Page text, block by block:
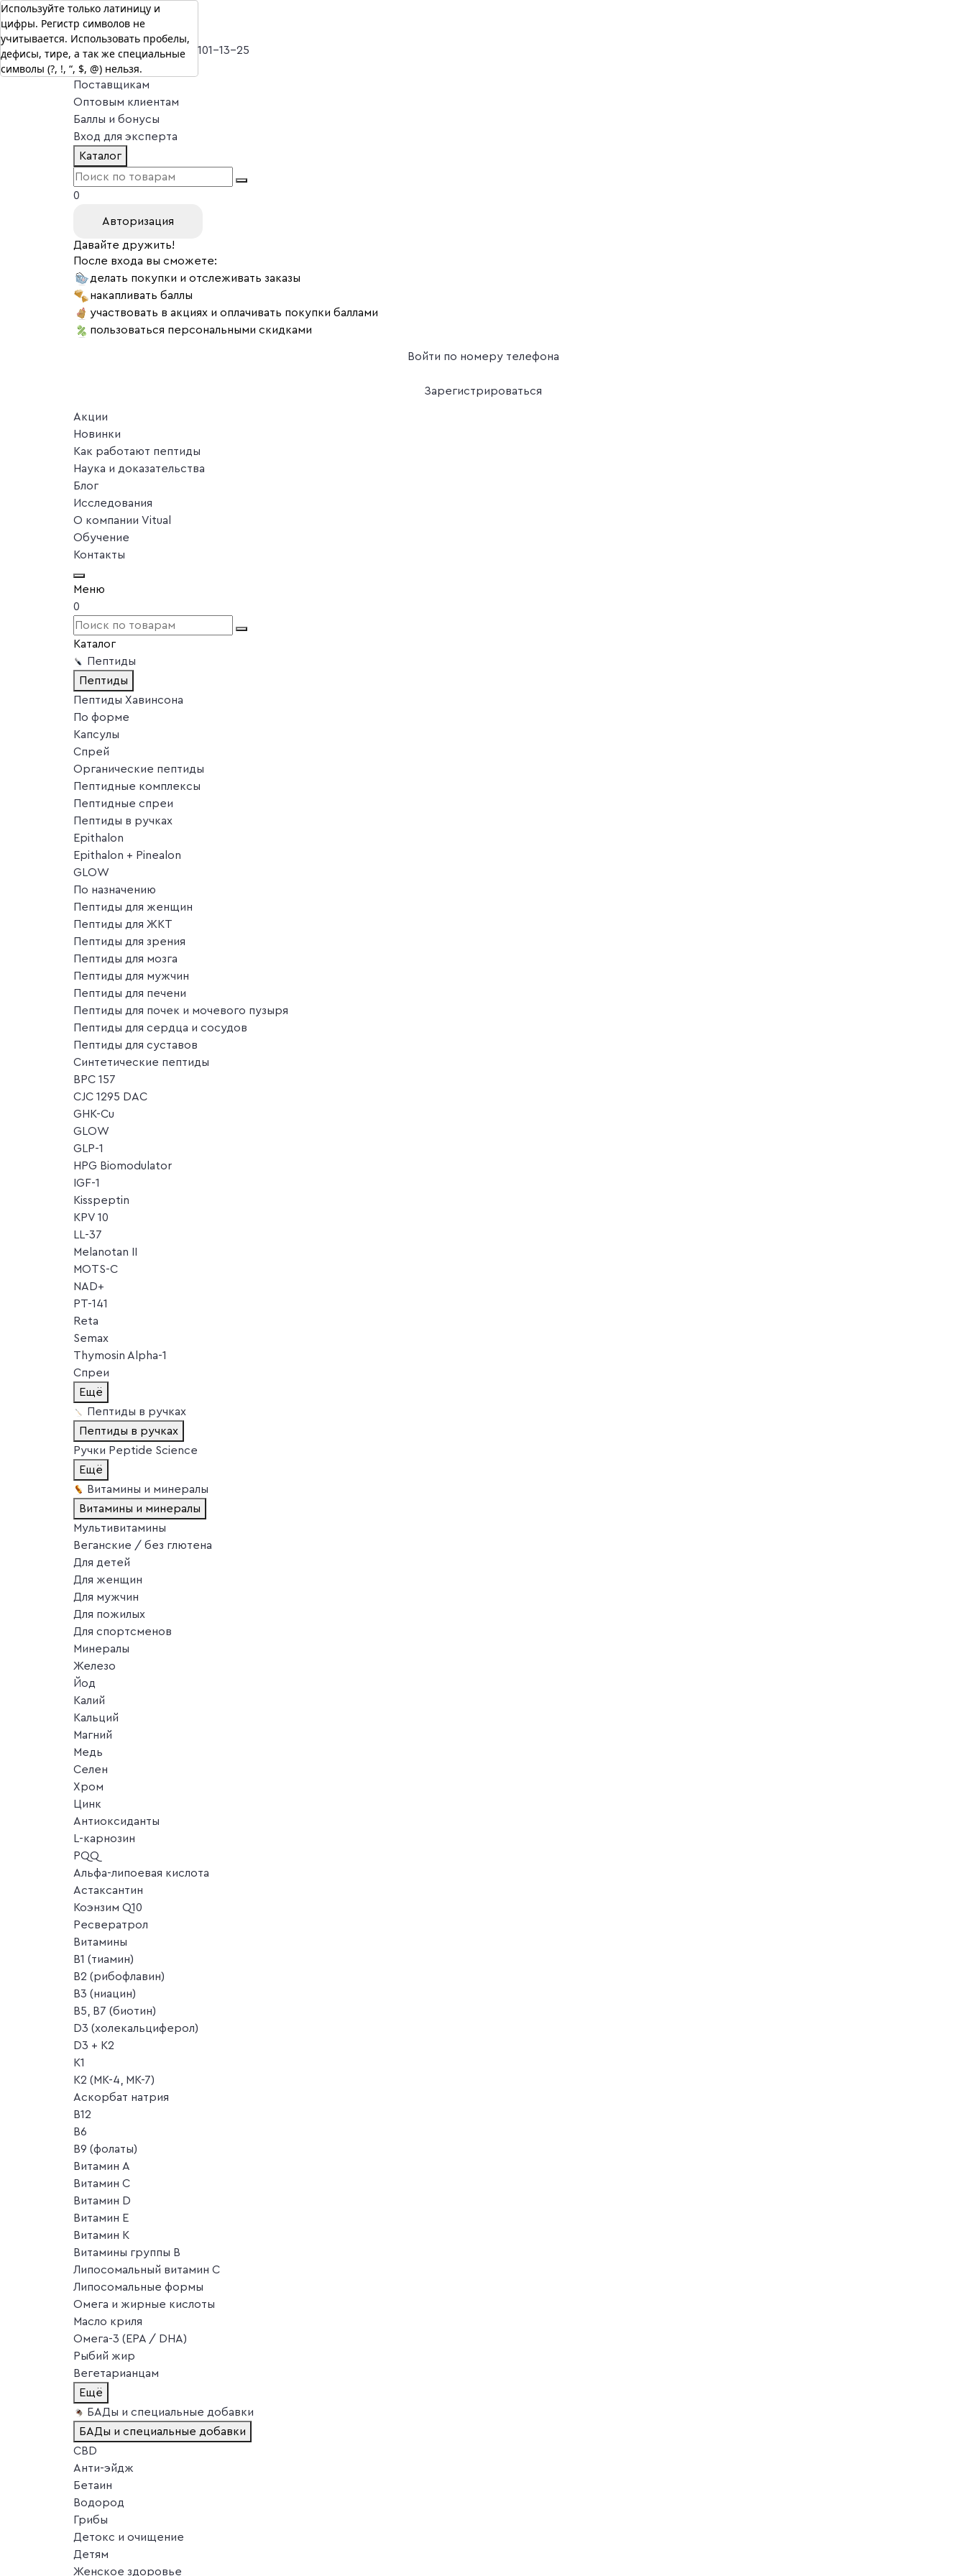
г. Москва
Vitual Peptide+7 (800) 101-13-25
Специалистам
Поставщикам
Оптовым клиентам
Баллы и бонусы
Вход для эксперта
Каталог
0
Авторизация
Давайте дружить!
После входа вы сможете:
делать покупки и отслеживать заказы
накапливать баллы
участвовать в акциях и оплачивать покупки баллами
пользоваться персональными скидками
Войти по номеру телефона
Зарегистрироваться
Акции
Новинки
Как работают пептиды
Наука и доказательства
Блог
Исследования
О компании Vitual
Обучение
Контакты
Меню
0
Каталог
Пептиды
Пептиды
Пептиды Хавинсона
По форме
Капсулы
Спрей
Органические пептиды
Пептидные комплексы
Пептидные спреи
Пептиды в ручках
Epithalon
Epithalon + Pinealon
GLOW
По назначению
Пептиды для женщин
Пептиды для ЖКТ
Пептиды для зрения
Пептиды для мозга
Пептиды для мужчин
Пептиды для печени
Пептиды для почек и мочевого пузыря
Пептиды для сердца и сосудов
Пептиды для суставов
Синтетические пептиды
BPC 157
CJC 1295 DAC
GHK-Cu
GLOW
GLP-1
HPG Biomodulator
IGF-1
Kisspeptin
KPV 10
LL-37
Melanotan II
MOTS-C
NAD+
PT-141
Reta
Semax
Thymosin Alpha-1
Спреи
Ещё
Пептиды в ручках
Пептиды в ручках
Ручки Peptide Science
Ещё
Витамины и минералы
Витамины и минералы
Мультивитамины
Веганские / без глютена
Для детей
Для женщин
Для мужчин
Для пожилых
Для спортсменов
Минералы
Железо
Йод
Калий
Кальций
Магний
Медь
Селен
Хром
Цинк
Антиоксиданты
L-карнозин
PQQ
Альфа-липоевая кислота
Астаксантин
Коэнзим Q10
Ресвератрол
Витамины
B1 (тиамин)
B2 (рибофлавин)
B3 (ниацин)
B5, B7 (биотин)
D3 (холекальциферол)
D3 + K2
K1
K2 (MK-4, MK-7)
Аскорбат натрия
В12
В6
В9 (фолаты)
Витамин A
Витамин C
Витамин D
Витамин E
Витамин K
Витамины группы B
Липосомальный витамин C
Липосомальные формы
Омега и жирные кислоты
Масло криля
Омега-3 (EPA / DHA)
Рыбий жир
Вегетарианцам
Ещё
БАДы и специальные добавки
БАДы и специальные добавки
CBD
Анти-эйдж
Бетаин
Водород
Грибы
Детокс и очищение
Детям
Женское здоровье
Используйте только латиницу и
цифры. Регистр символов не
учитывается. Использовать пробелы,
дефисы, тире, а так же специальные
символы (?, !, “, $, @) нельзя.